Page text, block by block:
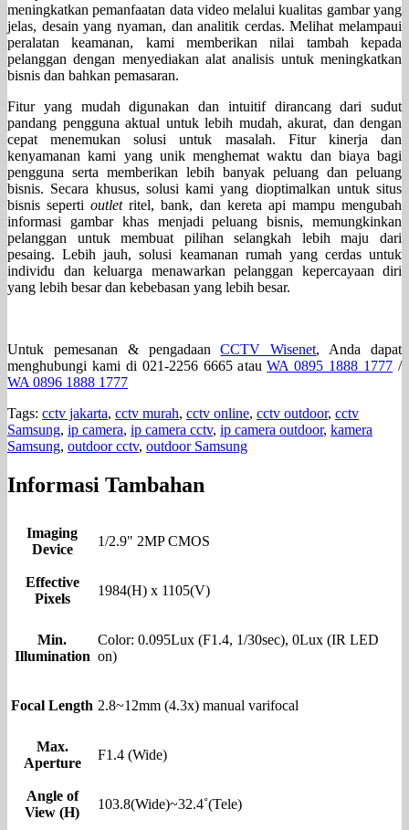
meningkatkan pemanfaatan data video melalui kualitas gambar yang
jelas, desain yang nyaman, dan analitik cerdas. Melihat melampaui
peralatan keamanan, kami memberikan nilai tambah kepada
pelanggan dengan menyediakan alat analisis untuk meningkatkan
bisnis dan bahkan pemasaran.
Fitur yang mudah digunakan dan intuitif dirancang dari sudut
pandang pengguna aktual untuk lebih mudah, akurat, dan dengan
cepat menemukan solusi untuk masalah. Fitur kinerja dan
kenyamanan kami yang unik menghemat waktu dan biaya bagi
pengguna serta memberikan lebih banyak peluang dan peluang
bisnis. Secara khusus, solusi kami yang dioptimalkan untuk situs
bisnis sepertioutletritel, bank, dan kereta api mampu mengubah
informasi gambar khas menjadi peluang bisnis, memungkinkan
pelanggan untuk membuat pilihan selangkah lebih maju dari
pesaing. Lebih jauh, solusi keamanan rumah yang cerdas untuk
individu dan keluarga menawarkan pelanggan kepercayaan diri
yang lebih besar dan kebebasan yang lebih besar.
Untuk pemesanan & pengadaanCCTV Wisenet, Anda dapat
menghubungi kami di 021-2256 6665 atauWA 0895 1888 1777 /
WA 0896 1888 1777
Tags: cctv jakarta, cctv murah, cctv online, cctv outdoor, cctv
Samsung, ip camera, ip camera cctv, ip camera outdoor, kamera
Samsung, outdoor cctv, outdoor Samsung
Informasi Tambahan
Imaging
Device
1/2.9" 2MP CMOS
Effective
Pixels
1984(H) x 1105(V)
Min.
Illumination
Color: 0.095Lux (F1.4, 1/30sec), 0Lux (IR LED
on)
Focal Length 2.8~12mm (4.3x) manual varifocal
Max.
Aperture
F1.4 (Wide)
Angle of
View (H)
103.8(Wide)~32.4˚(Tele)